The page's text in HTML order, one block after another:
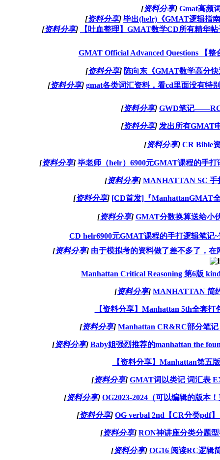
[资料分享] Gmat高频
[资料分享] 毕出(helr)《GMAT逻辑指
[资料分享] 【吐血整理】GMAT数学CD所有精华
GMAT Official Advanced Questions 【整
[资料分享] 陈向东《GMAT数学高分
[资料分享] gmat各类词汇资料，看cd里面没有特
[资料分享] GWD笔记
[资料分享] 发出所有GMAT
[资料分享] CR Bible
[资料分享] 毕老师（helr）6900元GMAT课程的手
[资料分享] MANHATTAN SC 手
[资料分享] [CD首发]『ManhattanGMAT
[资料分享] GMAT分数换算送给小
CD helr6900元GMAT课程的手打逻辑笔记
[资料分享] 由于模拟考的资料做了差不多了，
Manhattan Critical Reasoning 第6版
[资料分享] MANHATTAN 简
【资料分享】Manhattan 5th全套打
[资料分享] Manhattan CR&RC部分笔
[资料分享] Baby姐强烈推荐的manhattan the
【资料分享】Manhattan第五
[资料分享] GMAT词以类记 词汇表
[资料分享] OG2023-2024（可以编辑的版本
[资料分享] OG verbal 2nd【CR分类pdf
[资料分享] RON神讲座分类分题
[资料分享] OG16 阅读RC逻辑